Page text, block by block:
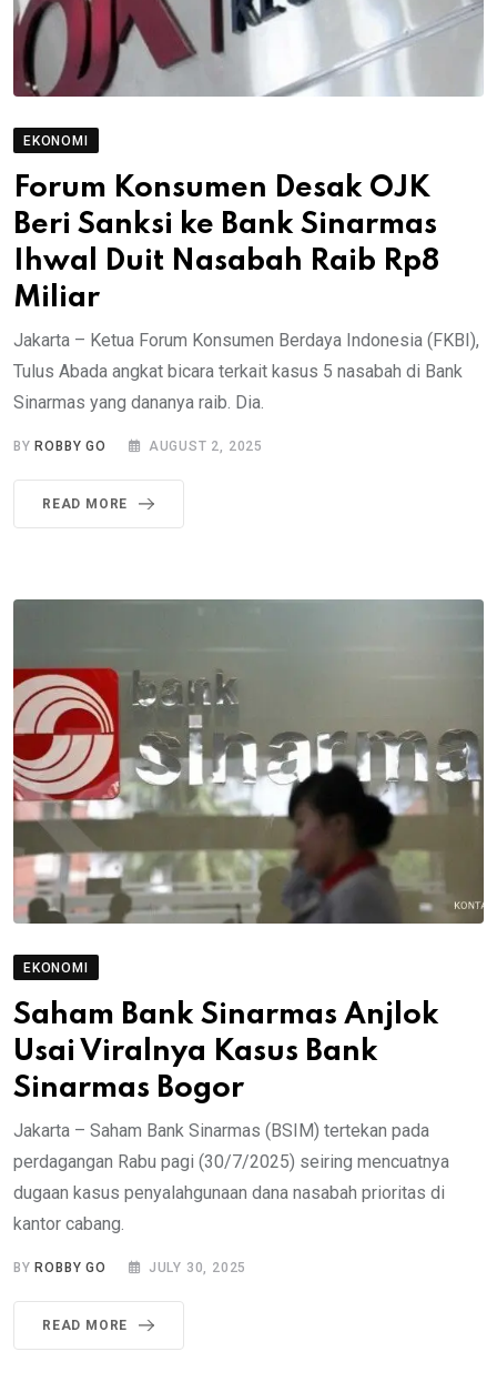
EKONOMI
Forum Konsumen Desak OJK
Beri Sanksi ke Bank Sinarmas
Ihwal Duit Nasabah Raib Rp8
Miliar
Jakarta – Ketua Forum Konsumen Berdaya Indonesia (FKBI),
Tulus Abada angkat bicara terkait kasus 5 nasabah di Bank
Sinarmas yang dananya raib. Dia.
BY ROBBY GO AUGUST 2, 2025
READ MORE
EKONOMI
Saham Bank Sinarmas Anjlok
Usai Viralnya Kasus Bank
Sinarmas Bogor
Jakarta – Saham Bank Sinarmas (BSIM) tertekan pada
perdagangan Rabu pagi (30/7/2025) seiring mencuatnya
dugaan kasus penyalahgunaan dana nasabah prioritas di
kantor cabang.
BY ROBBY GO JULY 30, 2025
READ MORE